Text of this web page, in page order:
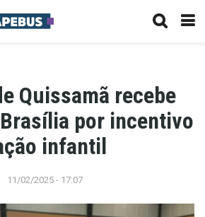
Quissamã recebe
por incentivo
infantil
11/02/2025 - 17:07